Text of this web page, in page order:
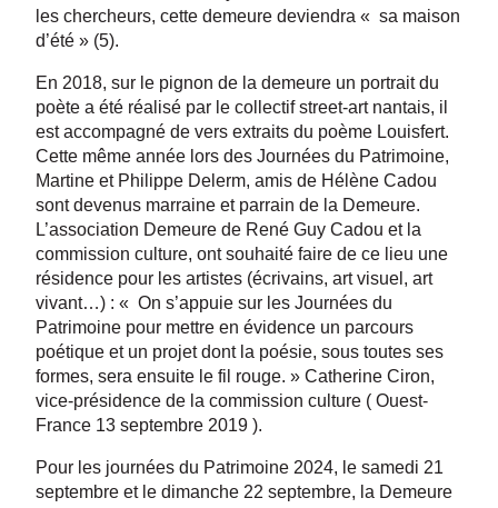
les chercheurs, cette demeure deviendra « sa maison
d’été » (5).
En 2018, sur le pignon de la demeure un portrait du
poète a été réalisé par le collectif street-art nantais, il
est accompagné de vers extraits du poème Louisfert.
Cette même année lors des Journées du Patrimoine,
Martine et Philippe Delerm, amis de Hélène Cadou
sont devenus marraine et parrain de la Demeure.
L’association Demeure de René Guy Cadou et la
commission culture, ont souhaité faire de ce lieu une
résidence pour les artistes (écrivains, art visuel, art
vivant…) : « On s’appuie sur les Journées du
Patrimoine pour mettre en évidence un parcours
poétique et un projet dont la poésie, sous toutes ses
formes, sera ensuite le fil rouge. » Catherine Ciron,
vice-présidence de la commission culture ( Ouest-
France 13 septembre 2019 ).
Pour les journées du Patrimoine 2024, le samedi 21
septembre et le dimanche 22 septembre, la Demeure